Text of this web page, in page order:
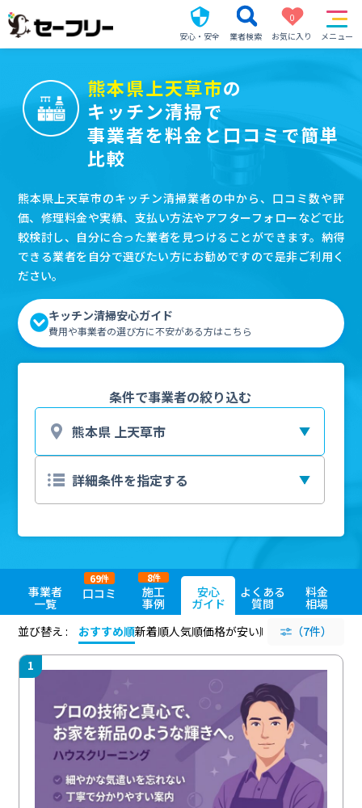
安心・安全 業者検索
0
お気に入り
メニュー
熊本県上天草市の
キッチン清掃で
事業者を料金と口コミで簡単
比較
熊本県上天草市のキッチン清掃業者の中から、口コミ数や評
価、修理料金や実績、支払い方法やアフターフォローなどで比
較検討し、自分に合った業者を見つけることができます。納得
できる業者を自分で選びたい方にお勧めですので是非ご利用く
ださい。
キッチン清掃安心ガイド
費用や事業者の選び方に不安がある方はこちら
条件で事業者の絞り込む
事業者
一覧
口コミ
69件
施工
事例
8件
安心
ガイド
よくある
質問
料金
相場
並び替え :
おすすめ順新着順人気順価格が安い順 評価が高い順
（7件）
1